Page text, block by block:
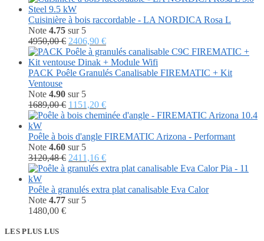
Cuisinière à bois raccordable - LA NORDICA Rosa L
Note 4.75 sur 5
4950,00€ Le
prix
initial
était :
2406,90 €Le
prix
actuel
est :
PACK Poêle Granulés Canalisable FIREMATIC + Kit
Ventouse
Note 4.90 sur 5
1689,00€ Le
prix
était :
1689,00 €.
1151,20 €Le
prix
est :
Poêle à bois d'angle FIREMATIC Arizona - Performant
Note 4.60 sur 5
3120,48€ Le
prix
était :
3120,48 €.
2411,16 €Le
prix
est :
Poêle à granulés extra plat canalisable Eva Calor
Note 4.77 sur 5
1480,00 €
LES PLUS LUS